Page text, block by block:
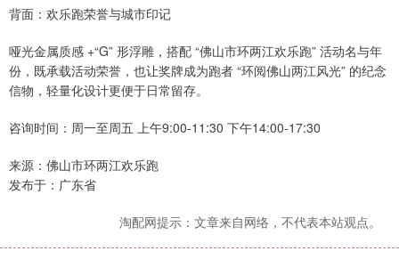
背面：欢乐跑荣誉与城市印记
哑光金属质感 +“G” 形浮雕，搭配 “佛山市环两江欢乐跑” 活动名与年
份，既承载活动荣誉，也让奖牌成为跑者 “环阅佛山两江风光” 的纪念
信物，轻量化设计更便于日常留存。
咨询时间：周一至周五 上午9:00-11:30 下午14:00-17:30
来源：佛山市环两江欢乐跑
发布于：广东省
淘配网提示：文章来自网络，不代表本站观点。